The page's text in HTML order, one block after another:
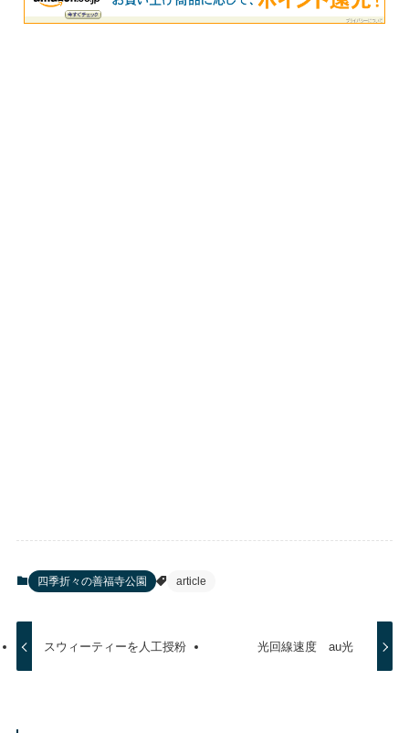
四季折々の善福寺公園 article
スウィーティーを人工授粉 光回線速度 au光